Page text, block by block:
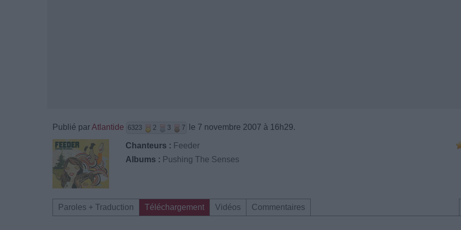
Publié parAtlantide 6323 2 3 7 le 7 novembre 2007 à 16h29.
Chanteurs : Feeder
Albums : Pushing The Senses
Paroles + Traduction Téléchargement Vidéos Commentaires